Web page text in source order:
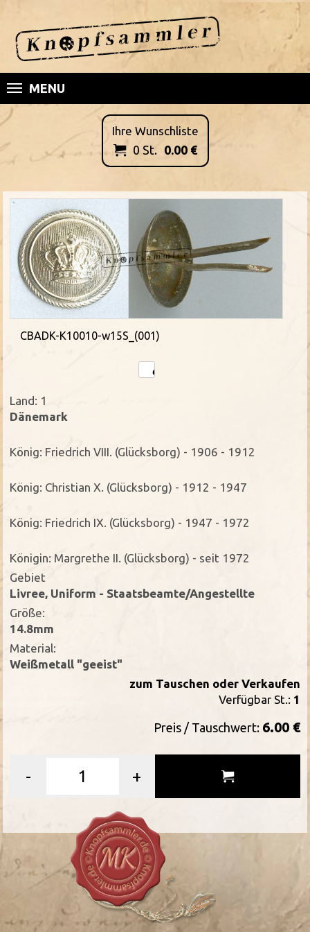
MENU
Ihre Wunschliste
 0 St. 0.00€
CBADK-K10010-w15S_(001)
Land: 1
Dänemark
König: Friedrich VIII. (Glücksborg) - 1906 - 1912
König: Christian X. (Glücksborg) - 1912 - 1947
König: Friedrich IX. (Glücksborg) - 1947 - 1972
Königin: Margrethe II. (Glücksborg) - seit 1972
Gebiet
Livree, Uniform - Staatsbeamte/Angestellte
Größe:
14.8mm
Material:
Weißmetall "geeist"
zum Tauschen oder Verkaufen
Verfügbar St.: 1
Preis / Tauschwert: 6.00 €
- +